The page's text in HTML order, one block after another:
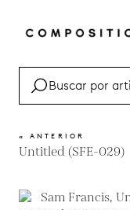
« ANTERIOR
Untitled (SFE-029)